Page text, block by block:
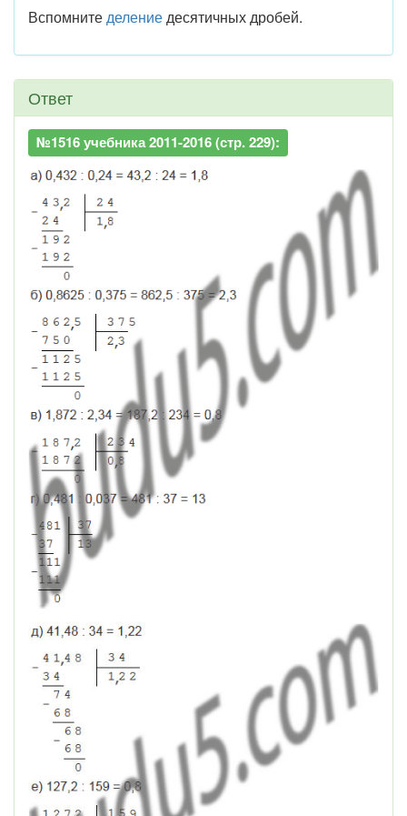
Вспомнитеделениедесятичных дробей.
Ответ
№1516 учебника 2011-2016 (стр. 229):